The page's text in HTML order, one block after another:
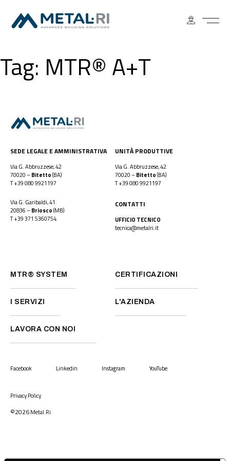
Tag: MTR® A+T
SEDE LEGALE E AMMINISTRATIVA
Via G. Abbruzzese, 42
70020 –Bitetto(BA)
T+39 080 9921197
UNITÀ PRODUTTIVE
Via G. Abbruzzese, 42
70020 –Bitetto(BA)
T+39 080 9921197
Via G. Garibaldi, 41
20836 –Briosco(MB)
T+39 371 5360754
CONTATTI
UFFICIO TECNICO
tecnica@metalri.it
MTR® SYSTEM CERTIFICAZIONI
I SERVIZI L'AZIENDA
LAVORA CON NOI
Facebook Linkedin Instagram YouTube
Privacy Policy
©2026Metal.Ri